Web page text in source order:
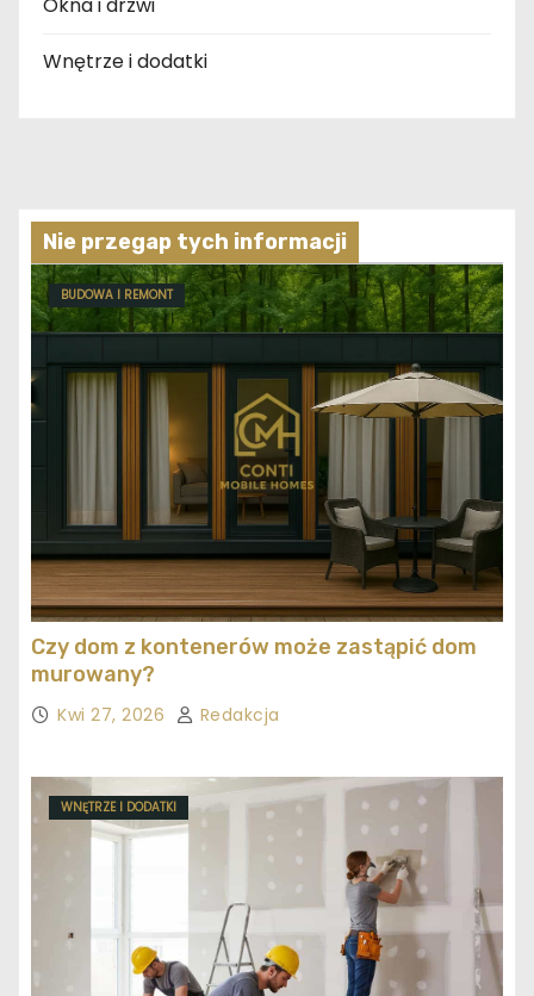
Wnętrze i dodatki
Nie przegap tych informacji
BUDOWA I REMONT
Czy dom z kontenerów może zastąpić dom
murowany?
Kwi 27, 2026 Redakcja
WNĘTRZE I DODATKI